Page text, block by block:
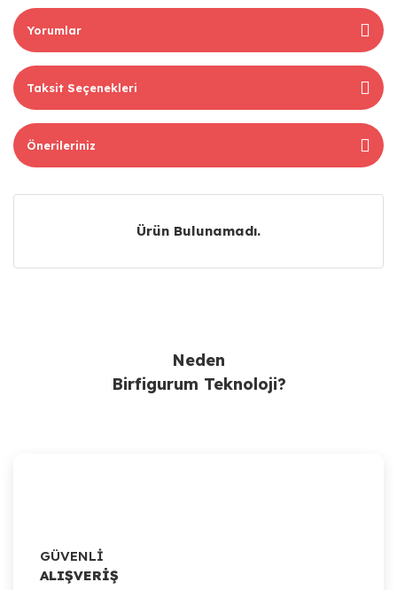
Yorumlar
Taksit Seçenekleri
Önerileriniz
Ürün Bulunamadı.
Neden
Birfigurum Teknoloji?
GÜVENLİ
ALIŞVERİŞ